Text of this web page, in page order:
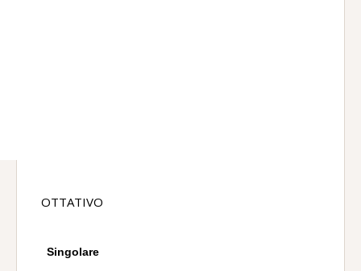
OTTATIVO
Singolare